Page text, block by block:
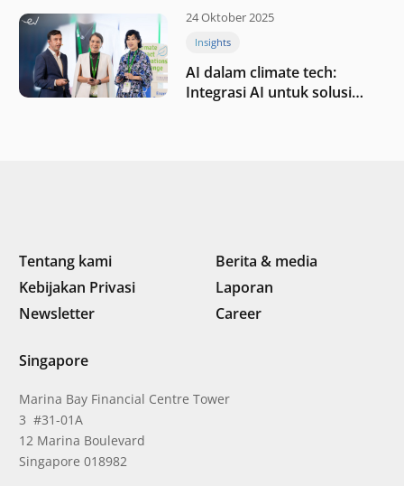
24 Oktober 2025
Insights
AI dalam climate tech:
Integrasi AI untuk solusi
Tentang kami
Berita & media
Kebijakan Privasi
Laporan
Newsletter
Career
Singapore
Marina Bay Financial Centre Tower
3 #31-01A
12 Marina Boulevard
Singapore 018982